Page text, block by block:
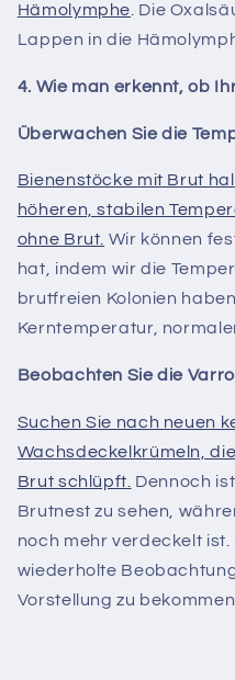
Hämolymphe Die
Lappen in die
4. Wie man erkennt, ob
Überwachen Sie die
Bienenstöcke mit Brut
höheren, stabilen
ohne Brut. Wir können
hat, indem wir die
brutfreien Kolonien
Kerntemperatur,
Beobachten Sie die
Suchen Sie nach neuen
Wachsdeckelkrümeln,
Brut schlüpft. Dennoch
Brutnest zu sehen,
noch mehr verdeckelt ist.
wiederholte
Vorstellung zu bekommen.